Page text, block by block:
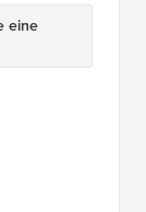
eine